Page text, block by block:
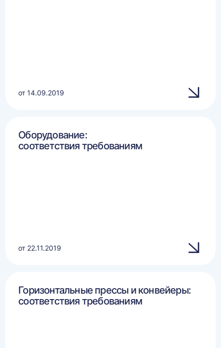
от 14.09.2019
Оборудование:
соответствия требованиям
от 22.11.2019
Горизонтальные прессы и конвейеры:
соответствия требованиям